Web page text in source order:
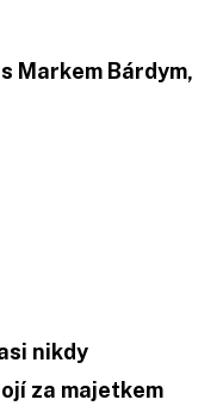
Markem Bárdym,
nikdy
za majetkem